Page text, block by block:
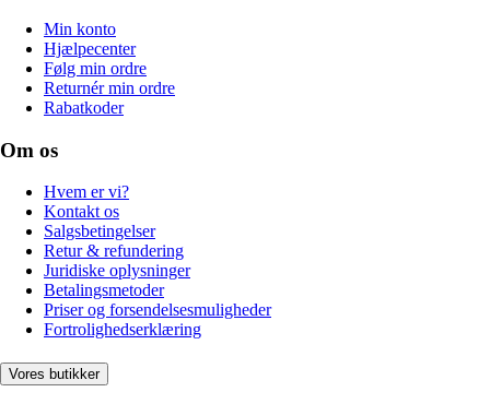
Min konto
Hjælpecenter
Følg min ordre
Returnér min ordre
Rabatkoder
Om os
Hvem er vi?
Kontakt os
Salgsbetingelser
Retur & refundering
Juridiske oplysninger
Betalingsmetoder
Priser og forsendelsesmuligheder
Fortrolighedserklæring
Vores butikker